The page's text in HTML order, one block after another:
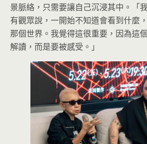
景脈絡，只需要讓自己沉浸其中。「
有觀眾說，一開始不知道會看到什麼
那個世界。我覺得這很重要，因為這
解讀，而是要被感受。」